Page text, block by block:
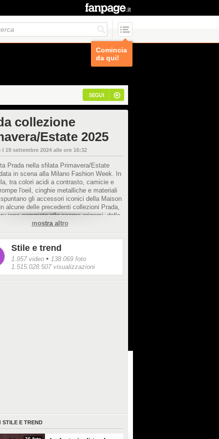
Comincia
da qui!
SEGUI
collezione
Estate 2025
il 19 settembre 2024 alle ore 16:32
Prada nella sfilata Primavera/Estate
in scena alla Milano Fashion Week. In
tra colori acidi a contrasto, camicie e
l'oeil, cinghie metalliche e materiali
gli accessori iconici della Maison
alcune delle precedenti collezioni Prada,
jane gommate alle scarpe origami, dalle
con zeppa in rafia ai sandali con inserti
fuoriuscire dal tacco.
mostra altro
Stile e trend
1.957 video • 138.069 foto
1.515.028.507 visualizzazioni
STILE E TREND